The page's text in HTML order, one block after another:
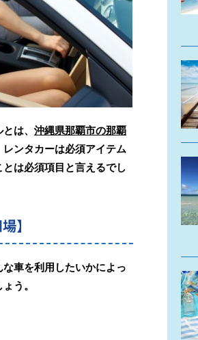
は、 沖縄県那覇市の那覇
レンタカーは必須アイテム
は必須項目と言えるでし
】
な車を利用したいかによっ
う。